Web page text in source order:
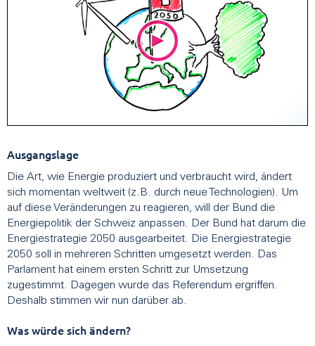
Ausgangslage
Die Art, wie Energie produziert und verbraucht wird, ändert
sich momentan weltweit (z.B. durch neue Technologien). Um
auf diese Veränderungen zu reagieren, will der Bund die
Energiepolitik der Schweiz anpassen. Der Bund hat darum die
Energiestrategie 2050 ausgearbeitet. Die Energiestrategie
2050 soll in mehreren Schritten umgesetzt werden. Das
Parlament hat einem ersten Schritt zur Umsetzung
zugestimmt. Dagegen wurde das Referendum ergriffen.
Deshalb stimmen wir nun darüber ab.
Was würde sich ändern?